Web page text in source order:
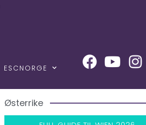
ESCNORGE
Østerrike